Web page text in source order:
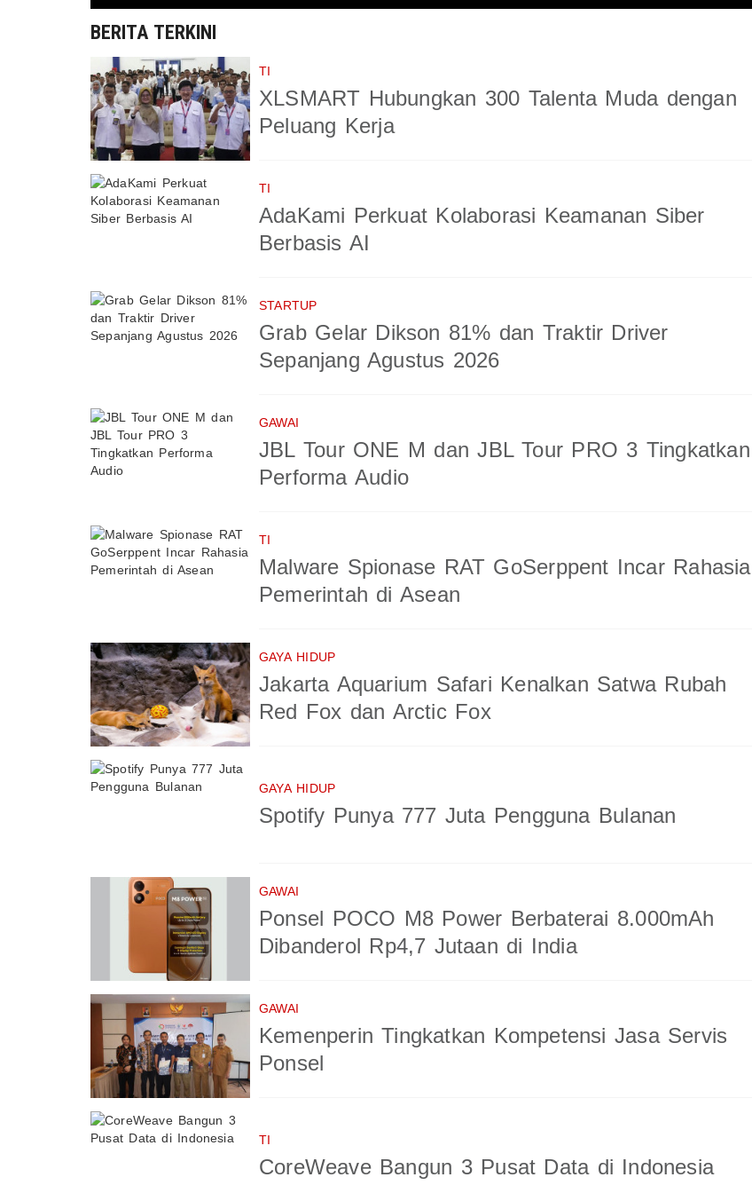
BERITA TERKINI
TI
XLSMART Hubungkan 300 Talenta Muda dengan
Peluang Kerja
TI
AdaKami Perkuat Kolaborasi Keamanan Siber
Berbasis AI
STARTUP
Grab Gelar Dikson 81% dan Traktir Driver
Sepanjang Agustus 2026
GAWAI
JBL Tour ONE M dan JBL Tour PRO 3 Tingkatkan
Performa Audio
TI
Malware Spionase RAT GoSerppent Incar Rahasia
Pemerintah di Asean
GAYA HIDUP
Jakarta Aquarium Safari Kenalkan Satwa Rubah
Red Fox dan Arctic Fox
GAYA HIDUP
Spotify Punya 777 Juta Pengguna Bulanan
GAWAI
Ponsel POCO M8 Power Berbaterai 8.000mAh
Dibanderol Rp4,7 Jutaan di India
GAWAI
Kemenperin Tingkatkan Kompetensi Jasa Servis
Ponsel
TI
CoreWeave Bangun 3 Pusat Data di Indonesia